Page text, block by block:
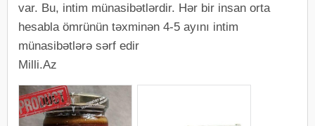
var. Bu, intim münasibətlərdir. Hər bir insan orta
hesabla ömrünün təxminən 4-5 ayını intim
münasibətlərə sərf edir
Milli.Az